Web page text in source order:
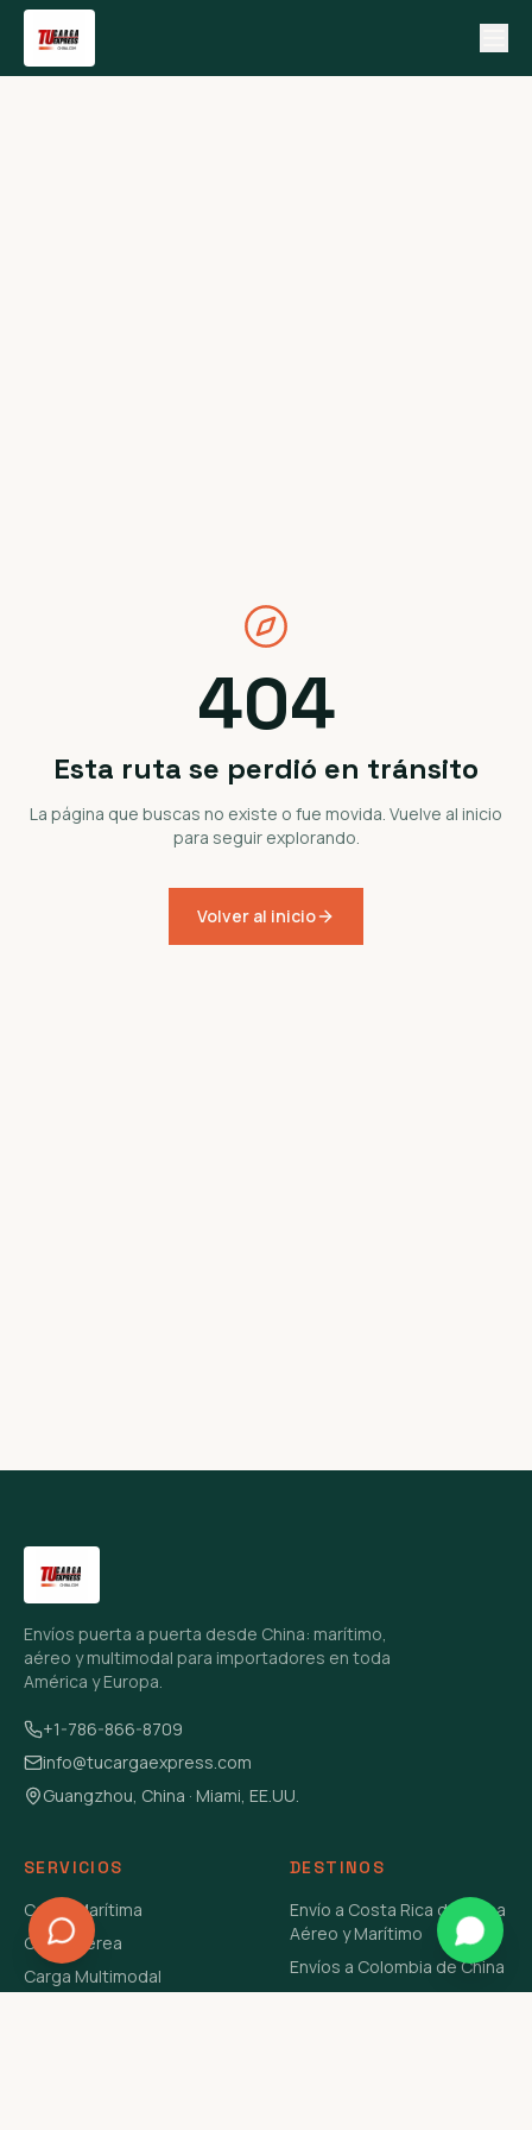
404
Esta ruta se perdió en tránsito
La página que buscas no existe o fue movida. Vuelve al inicio
para seguir explorando.
Volver al inicio
Envíos puerta a puerta desde China: marítimo,
aéreo y multimodal para importadores en toda
América y Europa.
+1-786-866-8709
info@tucargaexpress.com
Guangzhou, China · Miami, EE.UU.
SERVICIOS
Carga Marítima
Carga Aérea
Carga Multimodal
DESTINOS
Envío a Costa Rica de China
Aéreo y Marítimo
Envíos a Colombia de China